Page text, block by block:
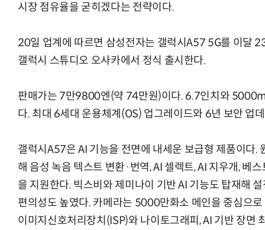
시장 점유율을 굳히겠다는 전략이다.
20일 업계에 따르면 삼성전자는 갤럭시A57 5G를 이달
갤럭시 스튜디오 오사카에서 정식 출시한다.
판매가는 7만9800엔(약 74만원)이다. 6.7인치와
다. 최대 6세대 운용체계(OS) 업그레이드와 6년 보안 업
갤럭시A57은 AI 기능을 전면에 내세운 보급형 제품이다.
해 음성 녹음 텍스트 변환·번역, AI 셀렉트, AI 지우개, 베
을 지원한다. 빅스비와 제미나이 기반 AI 기능도 탑재해
편의성도 높였다. 카메라는 5000만화소 메인을 중심으
이미지신호처리장치(ISP)와 나이토그래피, AI 기반 장면